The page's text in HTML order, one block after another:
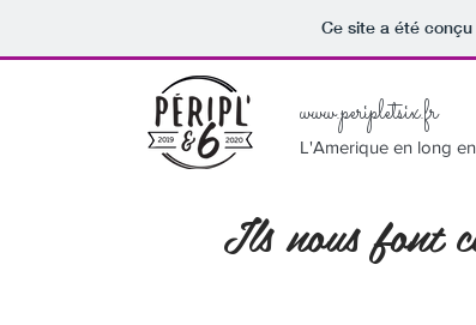
Ce site a été
www.peripletsix.fr
L'Amerique en long
Ils nous font